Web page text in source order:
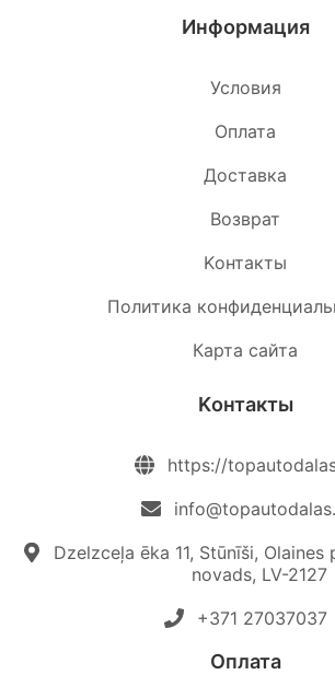
Информация
Условия
Oплата
Доставка
Возврат
Kонтакты
Политика
Карта сайта
Kонтакты
https://
Dzelzceļa ēka 11, Stūnīši, Olaines
novads, LV-2127
+371 27037037‬
Oплата